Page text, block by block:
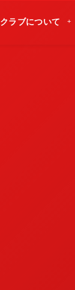
クラブについて